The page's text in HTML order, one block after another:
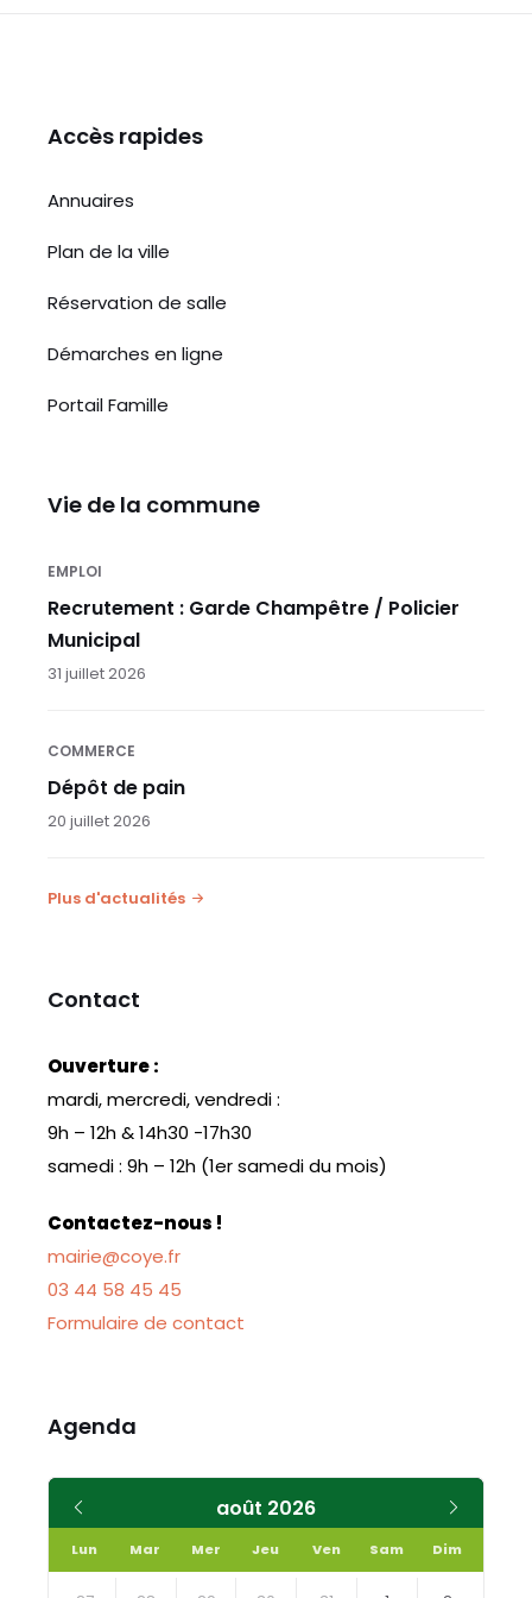
Accès rapides
Annuaires
Plan de la ville
Réservation de salle
Démarches en ligne
Portail Famille
Vie de la commune
EMPLOI
Recrutement : Garde Champêtre / Policier
Municipal
31 juillet 2026
COMMERCE
Dépôt de pain
20 juillet 2026
Plus d'actualités
Contact
Ouverture :
mardi, mercredi, vendredi :
9h – 12h & 14h30 -17h30
samedi : 9h – 12h (1er samedi du mois)
Contactez-nous !
mairie@coye.fr
03 44 58 45 45
Formulaire de contact
Agenda
août 2026
précédent
Lun Mar Mer Jeu Ven Sam Dim
Skip